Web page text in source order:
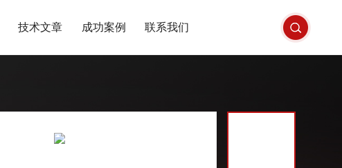
技术文章 成功案例 联系我们